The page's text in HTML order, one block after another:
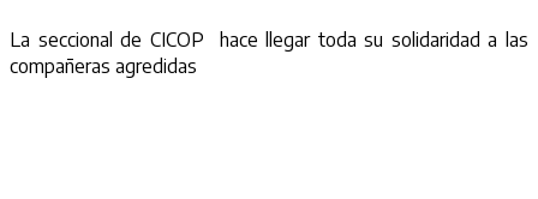
La seccional de CICOP hace llegar toda su solidaridad a las
compañeras agredidas